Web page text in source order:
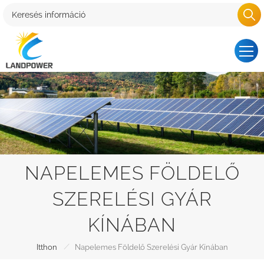
NAPELEMES FÖLDELŐ
SZERELÉSI GYÁR
KÍNÁBAN
Itthon / Napelemes Földelő Szerelési Gyár Kínában